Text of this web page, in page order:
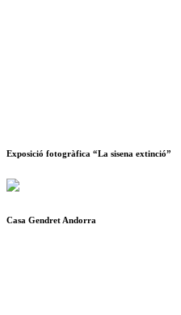
Exposició fotogràfica “La sisena extinció”
Casa Gendret Andorra